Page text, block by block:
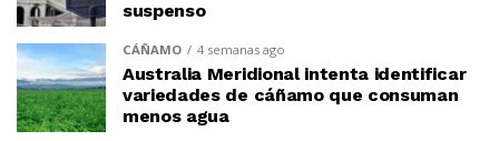
suspenso
CÁÑAMO 4 semanas ago
Australia Meridional intenta identificar
variedades de cáñamo que consuman
menos agua